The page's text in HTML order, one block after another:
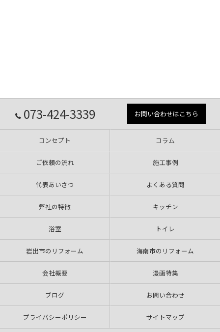
073-424-3339 お問い合わせはこちら
コンセプト コラム
ご依頼の流れ 施工事例
代表あいさつ よくある質問
弊社の特徴 キッチン
浴室 トイレ
岩出市のリフォーム 海南市のリフォーム
会社概要 漫画特集
ブログ お問い合わせ
プライバシーポリシー サイトマップ